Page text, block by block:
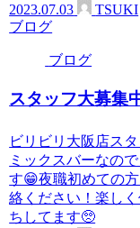
2023.07.03
TSUKI
ブログ
ブログ
スタッフ大募集中
ビリビリ大阪店ス
ミックスバーなの
す😁夜職初めての
絡ください！楽し
ちしてます🥺